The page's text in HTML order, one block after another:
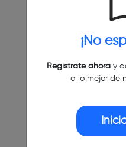
¡No
Regístrate ahoray
a lo mejor de